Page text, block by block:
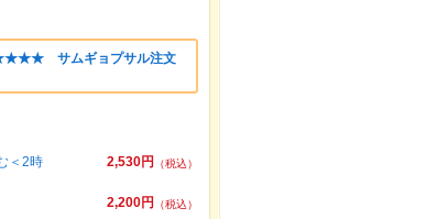
サムギョプサル注文
2,530円
（税込）
＜2時
2,200円
（税込）